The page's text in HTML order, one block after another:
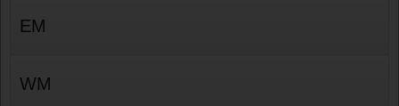
EM
WM